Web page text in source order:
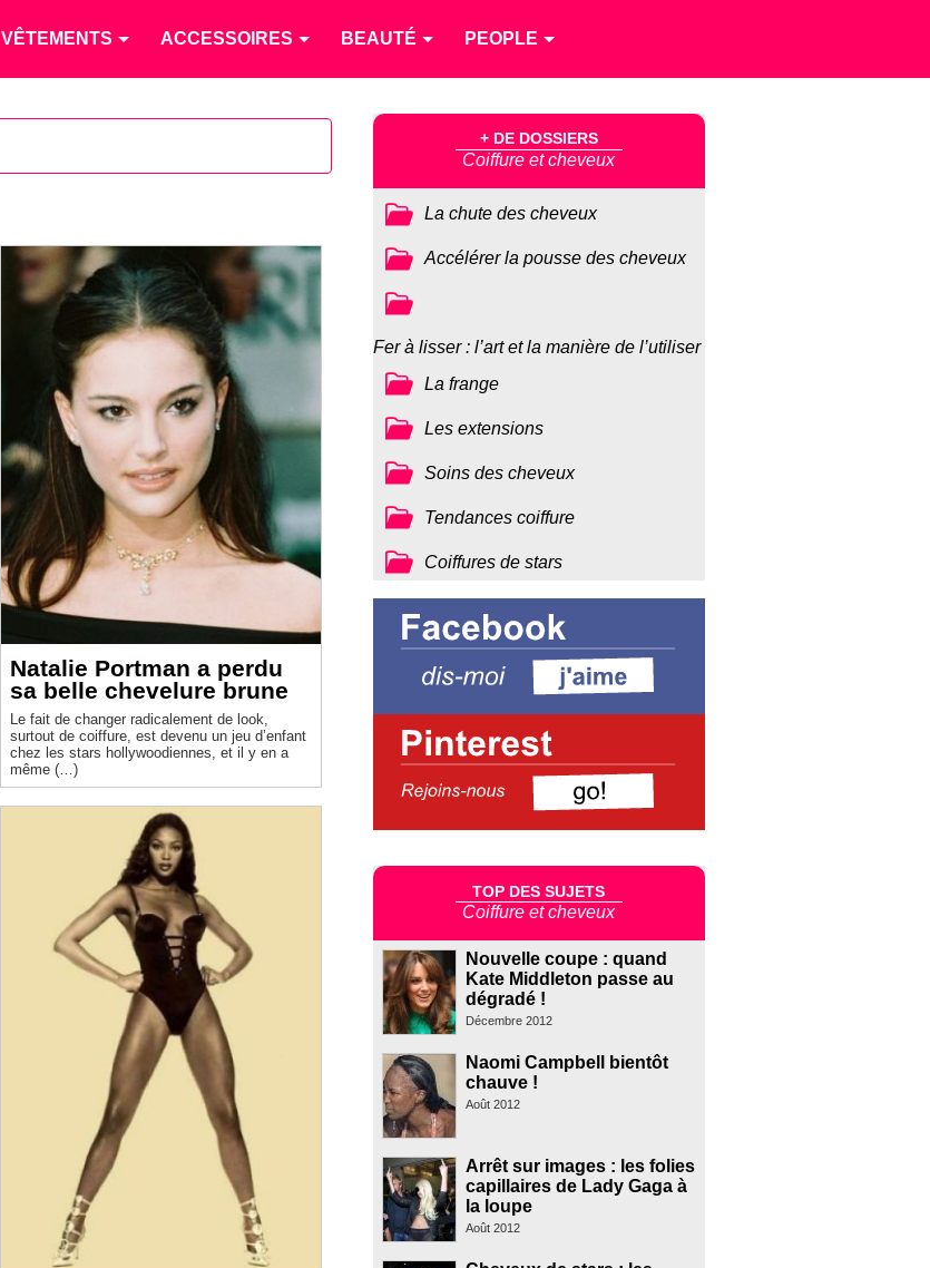
VÊTEMENTS ACCESSOIRES BEAUTÉ PEOPLE
Natalie Portman a perdu
sa belle chevelure brune
Le fait de changer radicalement de look,
surtout de coiffure, est devenu un jeu d’enfant
chez les stars hollywoodiennes, et il y en a
même (…)
+ DE DOSSIERS
Coiffure et cheveux
La chute des cheveux
Accélérer la pousse des cheveux
Fer à lisser : l’art et la manière de l’utiliser
La frange
Les extensions
Soins des cheveux
Tendances coiffure
Coiffures de stars
TOP DES SUJETS
Coiffure et cheveux
Nouvelle coupe : quand
Kate Middleton passe au
dégradé !
Décembre 2012
Naomi Campbell bientôt
chauve !
Août 2012
Arrêt sur images : les folies
capillaires de Lady Gaga à
la loupe
Août 2012